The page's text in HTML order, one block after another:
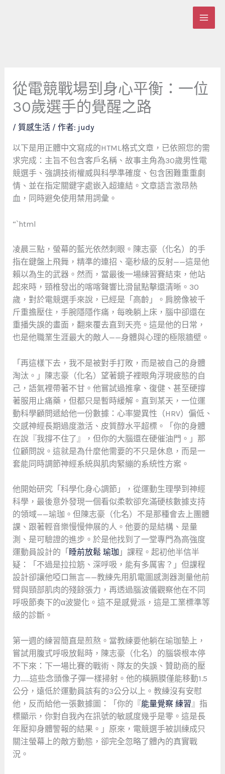
從電競戰場到身心平衡：一位
30歲選手的覺醒之路
/ 質感生活/ 作者: judy
以下是用正體中文寫成的HTML格式文章，已依照您的需
求完成：主旨不包含客戶名稱、故事主角為30歲男性電
競選手、強調技術權威與科學準確度、包含困難重重劇
情、並在指定關鍵字處嵌入超連結。文章語言激昂熱
血，同時避免使用禁用詞彙。
“`html
凌晨三點，螢幕的藍光依然刺眼。陳志豪（化名）的手
指在鍵盤上飛舞，精準的連招、毫秒級的反射——這是他
賴以為生的武器。然而，當最後一場練習賽結束，他站
起來時，頸椎發出的喀喀聲響比滑鼠點擊還清晰。30
歲，對於電競選手來說，已經是「高齡」。肩膀像被千
斤重擔壓住，手腕隱隱作痛，每晚躺上床，腦中卻還在
重播失誤的畫面，翻來覆去直到天亮。這是他的日常，
也是他職業生涯最大的敵人——身體與心理的極限牆壁。
「再這樣下去，我不是被對手打敗，而是被自己的身體
淘汰。」陳志豪（化名）望著鏡子裡眼角浮現疲態的自
己，語氣裡帶著不甘。他嘗試過推拿、復健、甚至硬撐
著服用止痛藥，但都只是暫時緩解。直到某天，一位運
動科學顧問遞給他一份數據：心率變異性（HRV）偏低、
交感神經長期過度激活、皮質醇水平超標。「你的身體
在說『我撐不住了』，但你的大腦還在硬催油門。」那
位顧問說。這就是為什麼他需要的不只是休息，而是一
套能同時調節神經系統與肌肉緊繃的系統性方案。
他開始研究「科學化身心調節」，從運動生理學到神經
科學，最後意外發現一個看似柔軟卻充滿硬核數據支持
的領域——瑜珈。但陳志豪（化名）不是那種會去上團體
課、跟著輕音樂慢慢伸展的人。他要的是結構、是量
測、是可驗證的進步。於是他找到了一堂專門為高強度
運動員設計的「 睡前放鬆 瑜珈 」課程。起初他半信半
疑：「不過是拉拉筋、深呼吸，能有多厲害？」但課程
設計卻讓他啞口無言——教練先用肌電圖感測器測量他前
臂與頸部肌肉的殘餘張力，再透過腦波儀觀察他在不同
呼吸節奏下的α波變化。這不是感覺派，這是工業標準等
級的診斷。
第一週的練習簡直是煎熬。當教練要他躺在瑜珈墊上，
嘗試用腹式呼吸放鬆時，陳志豪（化名）的腦袋根本停
不下來：下一場比賽的戰術、隊友的失誤、贊助商的壓
力……這些念頭像子彈一樣掃射。他的橫膈膜僅能移動1.5
公分，遠低於運動員該有的3公分以上。教練沒有安慰
他，反而給他一張數據圖：「你的『能量覺察 練習』指
標顯示，你對自我內在訊號的敏感度幾乎是零。這是長
年壓抑身體警報的結果。」原來，電競選手被訓練成只
關注螢幕上的敵方動態，卻完全忽略了體內的真實戰
況。